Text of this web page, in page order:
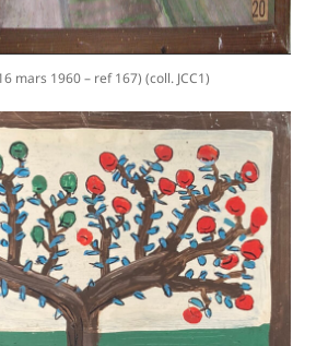
mars 1960 – ref 167) (coll. JCC1)